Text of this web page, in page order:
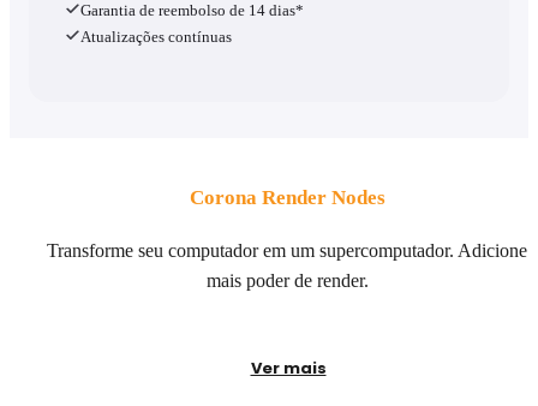
Garantia de reembolso de 14 dias*
Atualizações contínuas
Corona Render Nodes
Transforme seu computador em um supercomputador. Adicione
mais poder de render.
Ver mais